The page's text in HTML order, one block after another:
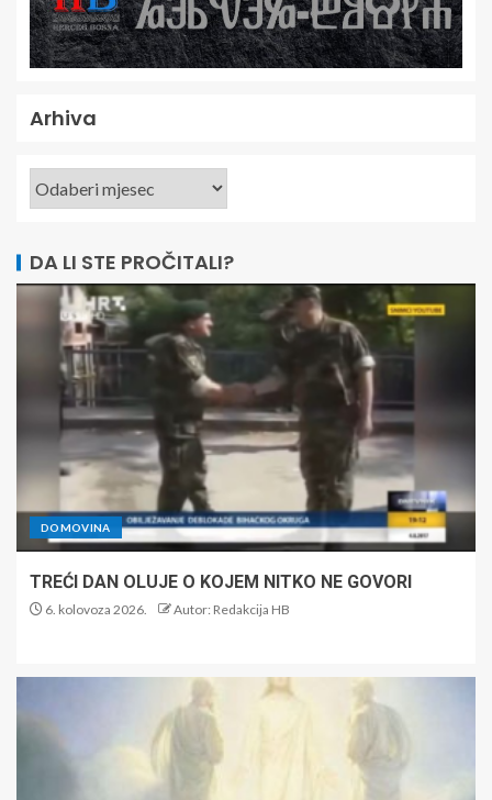
Arhiva
DA LI STE PROČITALI?
DOMOVINA
TREĆI DAN OLUJE O KOJEM NITKO NE GOVORI
6. kolovoza 2026. Autor: Redakcija HB